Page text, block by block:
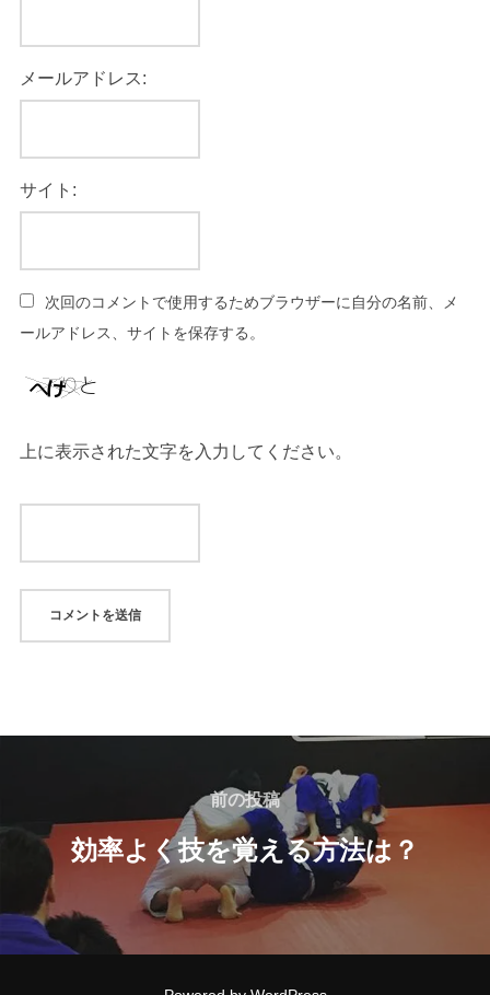
メールアドレス:
サイト:
次回のコメントで使用するためブラウザーに自分の名前、メ
ールアドレス、サイトを保存する。
上に表示された文字を入力してください。
ゲ
前
の
投
稿
前の投稿
効率よく技を覚える方法は？